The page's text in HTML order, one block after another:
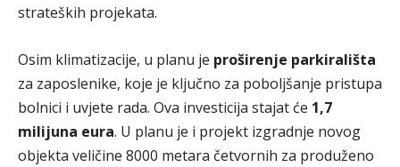
strateških projekata.
Osim klimatizacije, u planu je proširenje parkirališta
za zaposlenike, koje je ključno za poboljšanje pristupa
bolnici i uvjete rada. Ova investicija stajat će 1,7
milijuna eura. U planu je i projekt izgradnje novog
objekta veličine 8000 metara četvornih za produženo